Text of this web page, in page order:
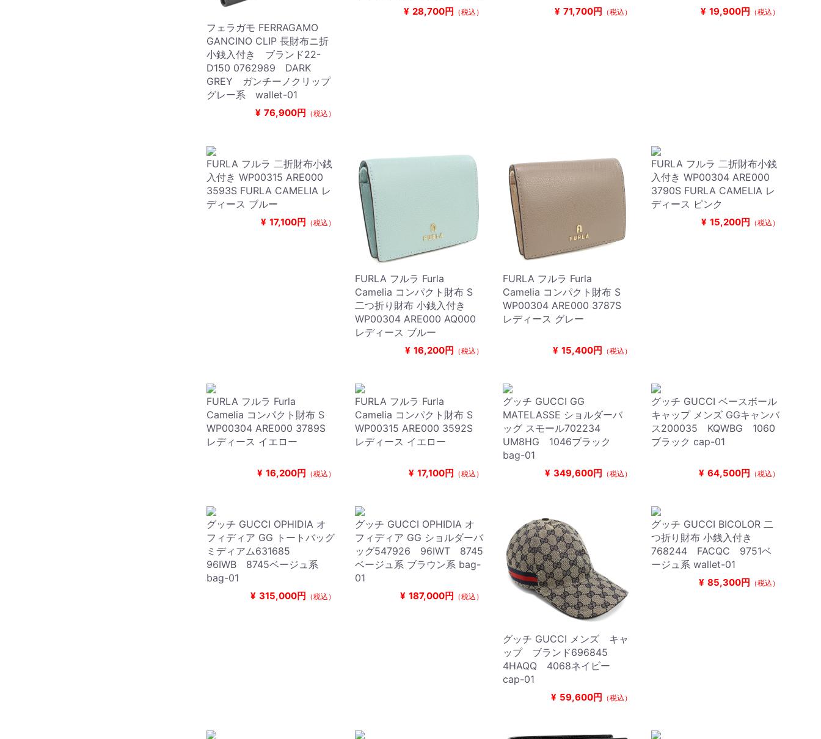
フェラガモ FERRAGAMO
GANCINO CLIP 長財布ニ折
小銭入付き ブランド22-
D150 0762989 DARK
GREY ガンチーノクリップ
グレー系 wallet-01
¥ 76,900円 （税込）
¥ 28,700円 （税込） ¥ 71,700円 （税込） ¥ 19,900円 （税込）
FURLA フルラ 二折財布小銭
入付き WP00315 ARE000
3593S FURLA CAMELIA レ
ディース ブルー
¥ 17,100円 （税込）
FURLA フルラ Furla
Camelia コンパクト財布 S
二つ折り財布 小銭入付き
WP00304 ARE000 AQ000
レディース ブルー
¥ 16,200円 （税込）
FURLA フルラ Furla
Camelia コンパクト財布 S
WP00304 ARE000 3787S
レディース グレー
¥ 15,400円 （税込）
FURLA フルラ 二折財布小銭
入付き WP00304 ARE000
3790S FURLA CAMELIA レ
ディース ピンク
¥ 15,200円 （税込）
FURLA フルラ Furla
Camelia コンパクト財布 S
WP00304 ARE000 3789S
レディース イエロー
¥ 16,200円 （税込）
FURLA フルラ Furla
Camelia コンパクト財布 S
WP00315 ARE000 3592S
レディース イエロー
¥ 17,100円 （税込）
グッチ GUCCI GG
MATELASSE ショルダーバ
ッグ スモール702234
UM8HG 1046ブラック
bag-01
¥ 349,600円 （税込）
グッチ GUCCI ベースボール
キャップ メンズ GGキャンバ
ス200035 KQWBG 1060
ブラック cap-01
¥ 64,500円 （税込）
グッチ GUCCI OPHIDIA オ
フィディア GG トートバッグ
ミディアム631685
96IWB 8745ベージュ系
bag-01
¥ 315,000円 （税込）
グッチ GUCCI OPHIDIA オ
フィディア GG ショルダーバ
ッグ547926 96IWT 8745
ベージュ系 ブラウン系 bag-
01
¥ 187,000円 （税込）
グッチ GUCCI メンズ キャ
ップ ブランド696845
4HAQQ 4068ネイビー
cap-01
¥ 59,600円 （税込）
グッチ GUCCI BICOLOR 二
つ折り財布 小銭入付き
768244 FACQC 9751ベ
ージュ系 wallet-01
¥ 85,300円 （税込）